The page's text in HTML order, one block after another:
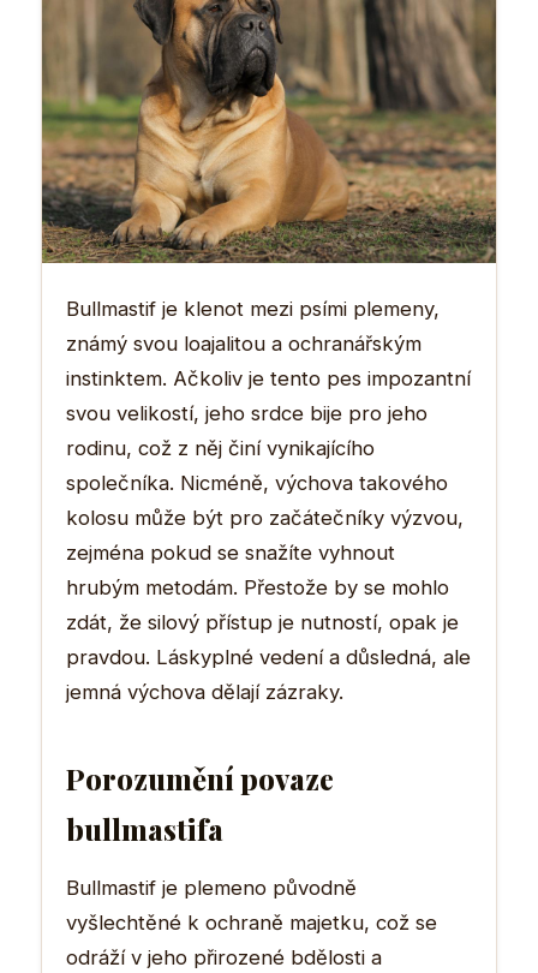
Bullmastif je klenot mezi psími plemeny,
známý svou loajalitou a ochranářským
instinktem. Ačkoliv je tento pes impozantní
svou velikostí, jeho srdce bije pro jeho
rodinu, což z něj činí vynikajícího
společníka. Nicméně, výchova takového
kolosu může být pro začátečníky výzvou,
zejména pokud se snažíte vyhnout
hrubým metodám. Přestože by se mohlo
zdát, že silový přístup je nutností, opak je
pravdou. Láskyplné vedení a důsledná, ale
jemná výchova dělají zázraky.
Porozumění povaze
bullmastifa
Bullmastif je plemeno původně
vyšlechtěné k ochraně majetku, což se
odráží v jeho přirozené bdělosti a